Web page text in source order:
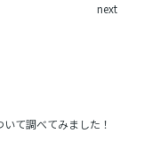
next
て調べてみました！